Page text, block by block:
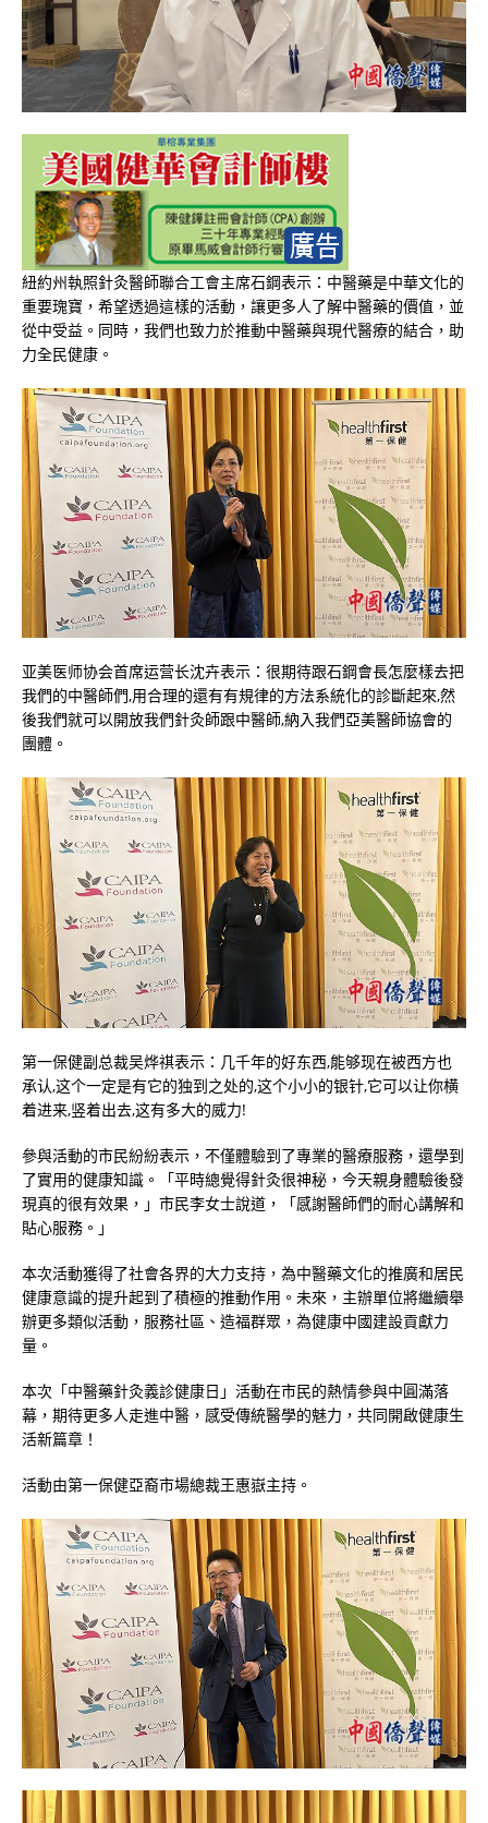
紐約州執照針灸醫師聯合工會主席石鋼表示：中醫藥是中華文化的
重要瑰寶，希望透過這樣的活動，讓更多人了解中醫藥的價值，並
從中受益。同時，我們也致力於推動中醫藥與現代醫療的結合，助
力全民健康。
亚美医师协会首席运营长沈卉表示：很期待跟石鋼會長怎麼樣去把
我們的中醫師們,用合理的還有有規律的方法系統化的診斷起來,然
後我們就可以開放我們針灸師跟中醫師,納入我們亞美醫師協會的
團體。
第一保健副总裁吴烨祺表示：几千年的好东西,能够现在被西方也
承认,这个一定是有它的独到之处的,这个小小的银针,它可以让你横
着进来,竖着出去,这有多大的威力!
參與活動的市民紛紛表示，不僅體驗到了專業的醫療服務，還學到
了實用的健康知識。「平時總覺得針灸很神秘，今天親身體驗後發
現真的很有效果，」市民李女士說道，「感謝醫師們的耐心講解和
貼心服務。」
本次活動獲得了社會各界的大力支持，為中醫藥文化的推廣和居民
健康意識的提升起到了積極的推動作用。未來，主辦單位將繼續舉
辦更多類似活動，服務社區、造福群眾，為健康中國建設貢獻力
量。
本次「中醫藥針灸義診健康日」活動在市民的熱情參與中圓滿落
幕，期待更多人走進中醫，感受傳統醫學的魅力，共同開啟健康生
活新篇章！
活動由第一保健亞裔市場總裁王惠嶽主持。